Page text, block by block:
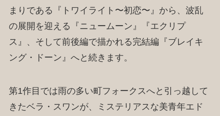
まりである『トワイライト〜初恋〜』から、波乱
の展開を迎える『ニュームーン』『エクリプ
ス』、そして前後編で描かれる完結編『ブレイキ
ング・ドーン』へと続きます。
第1作目では雨の多い町フォークスへと引っ越して
きたベラ・スワンが、ミステリアスな美青年エド